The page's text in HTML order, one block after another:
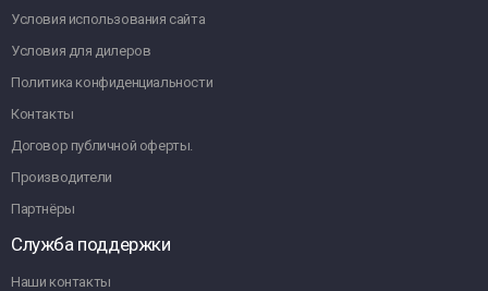
Условия использования сайта
Условия для дилеров
Политика конфиденциальности
Контакты
Договор публичной оферты.
Производители
Партнёры
Служба поддержки
Наши контакты